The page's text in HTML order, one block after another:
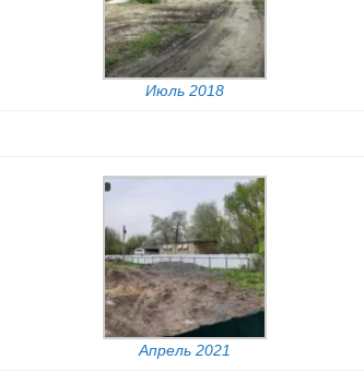
Июль 2018
Апрель 2021